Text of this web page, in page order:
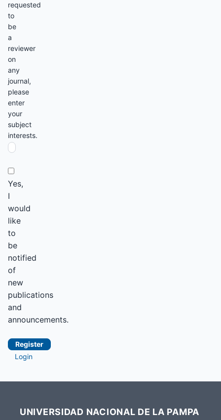
requested
to
be
a
reviewer
on
any
journal,
please
enter
your
subject
interests.
Yes,
I
would
like
to
be
notified
of
new
publications
and
announcements.
Register
Login
UNIVERSIDAD NACIONAL DE LA PAMPA